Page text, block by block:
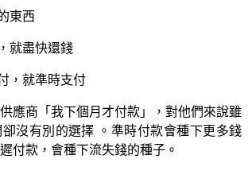
東西
就盡快還錢
，就準時支付
應商「我下個月才付款」，對他們來說雖
沒有別的選擇 。準時付款會種下更多錢
付款，會種下流失錢的種子。